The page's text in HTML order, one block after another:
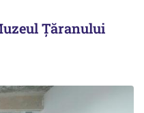
Țăranului